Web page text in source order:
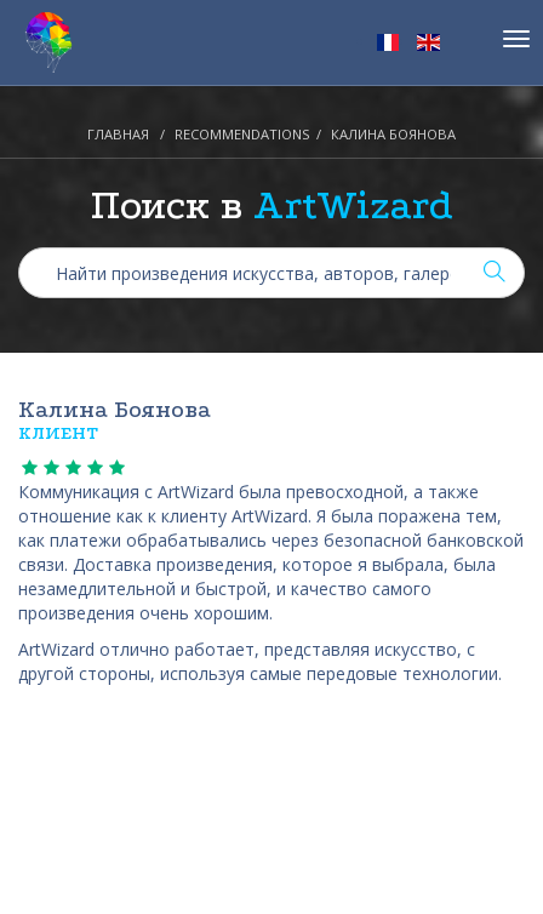
ГЛАВНАЯ RECOMMENDATIONS КАЛИНА БОЯНОВА
Поиск в ArtWizard
Калина Боянова
КЛИЕНТ
Коммуникация с ArtWizard была превосходной, а также
отношение как к клиенту ArtWizard. Я была поражена тем,
как платежи обрабатывались через безопасной банковской
связи. Доставка произведения, которое я выбрала, была
незамедлительной и быстрой, и качество самого
произведения очень хорошим.
ArtWizard отлично работает, представляя искусство, с
другой стороны, используя самые передовые технологии.